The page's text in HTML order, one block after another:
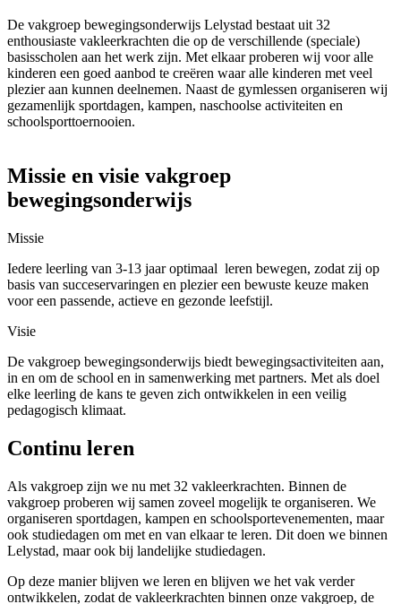
De vakgroep bewegingsonderwijs Lelystad bestaat uit 32
enthousiaste vakleerkrachten die op de verschillende (speciale)
basisscholen aan het werk zijn. Met elkaar proberen wij voor alle
kinderen een goed aanbod te creëren waar alle kinderen met veel
plezier aan kunnen deelnemen. Naast de gymlessen organiseren wij
gezamenlijk sportdagen, kampen, naschoolse activiteiten en
schoolsporttoernooien.
Missie en visie vakgroep
bewegingsonderwijs
Missie
Iedere leerling van 3-13 jaar optimaal leren bewegen, zodat zij op
basis van succeservaringen en plezier een bewuste keuze maken
voor een passende, actieve en gezonde leefstijl.
Visie
De vakgroep bewegingsonderwijs biedt bewegingsactiviteiten aan,
in en om de school en in samenwerking met partners. Met als doel
elke leerling de kans te geven zich ontwikkelen in een veilig
pedagogisch klimaat.
Continu leren
Als vakgroep zijn we nu met 32 vakleerkrachten. Binnen de
vakgroep proberen wij samen zoveel mogelijk te organiseren. We
organiseren sportdagen, kampen en schoolsportevenementen, maar
ook studiedagen om met en van elkaar te leren. Dit doen we binnen
Lelystad, maar ook bij landelijke studiedagen.
Op deze manier blijven we leren en blijven we het vak verder
ontwikkelen, zodat de vakleerkrachten binnen onze vakgroep, de